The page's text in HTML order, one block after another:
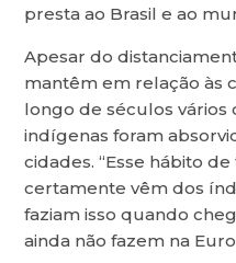
presta ao Brasil e ao
Apesar do
mantêm em relação às
longo de séculos vários
indígenas foram
cidades. “Esse hábito
certamente vêm dos
faziam isso quando
ainda não fazem na